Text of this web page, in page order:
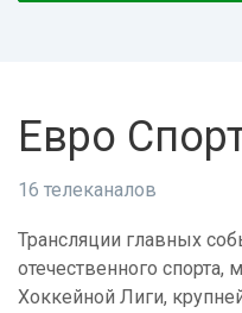
Евро
16 телеканалов
Трансляции главных
отечественного спорта,
Хоккейной Лиги,